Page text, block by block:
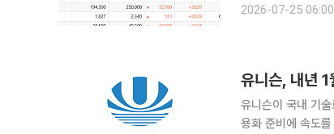
일) 대비 129.98
2026-07-25 06:00
유니슨, 내년
유니슨이 국내 기
용화 준비에 속도